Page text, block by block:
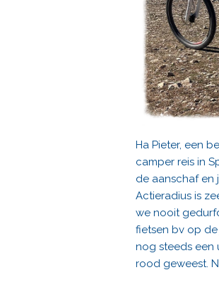
Ha Pieter, een
camper reis in
de aanschaf en
Actieradius is
we nooit
fietsen bv op
nog steeds een
rood geweest.